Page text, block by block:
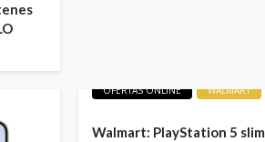
OFERTAS ONLINE
WALMART
Walmart: PlayStation 5 slim